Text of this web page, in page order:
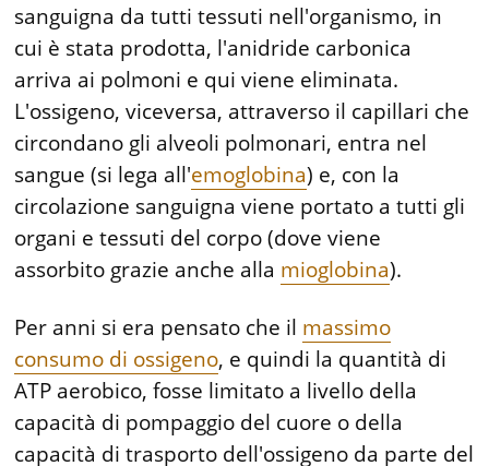
sanguigna da tutti tessuti nell'organismo, in
cui è stata prodotta, l'anidride carbonica
arriva ai polmoni e qui viene eliminata.
L'ossigeno, viceversa, attraverso il capillari che
circondano gli alveoli polmonari, entra nel
sangue (si lega all'emoglobina) e, con la
circolazione sanguigna viene portato a tutti gli
organi e tessuti del corpo (dove viene
assorbito grazie anche alla mioglobina).
Per anni si era pensato che il massimo
consumo di ossigeno, e quindi la quantità di
ATP aerobico, fosse limitato a livello della
capacità di pompaggio del cuore o della
capacità di trasporto dell'ossigeno da parte del